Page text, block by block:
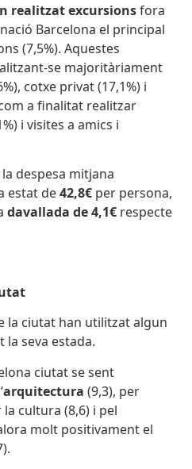
realitzat excursionsfora
Barcelona el principal
(7,5%). Aquestes
se majoritàriament
cotxe privat (17,1%) i
a finalitat realitzar
i visites a amics i
despesa mitjana
estat de42,8€ per persona,
davallada de 4,1€ respecte
la ciutat han utilitzat algun
la seva estada.
ciutat se sent
arquitectura (9,3), per
cultura (8,6) i pel
molt positivament el